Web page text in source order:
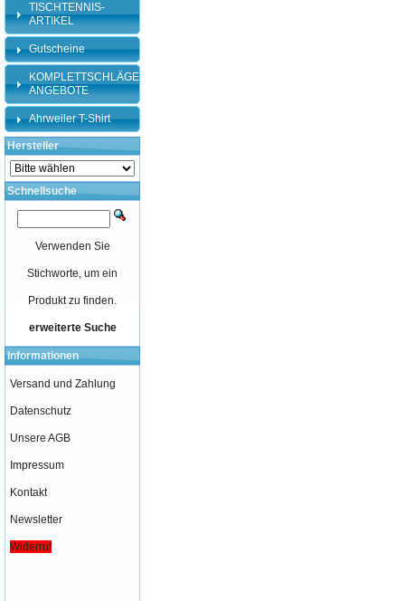
TISCHTENNIS-
ARTIKEL
Gutscheine
KOMPLETTSCHLÄGER-
ANGEBOTE
Ahrweiler T-Shirt
Hersteller
Schnellsuche
Verwenden Sie
Stichworte, um ein
Produkt zu finden.
erweiterte Suche
Informationen
Versand und Zahlung
Datenschutz
Unsere AGB
Impressum
Kontakt
Newsletter
Widerruf